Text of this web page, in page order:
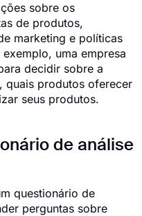
sobre os
de produtos,
marketing e políticas
uma empresa
decidir sobre a
quais produtos oferecer
seus produtos.
de análise
questionário de
perguntas sobre